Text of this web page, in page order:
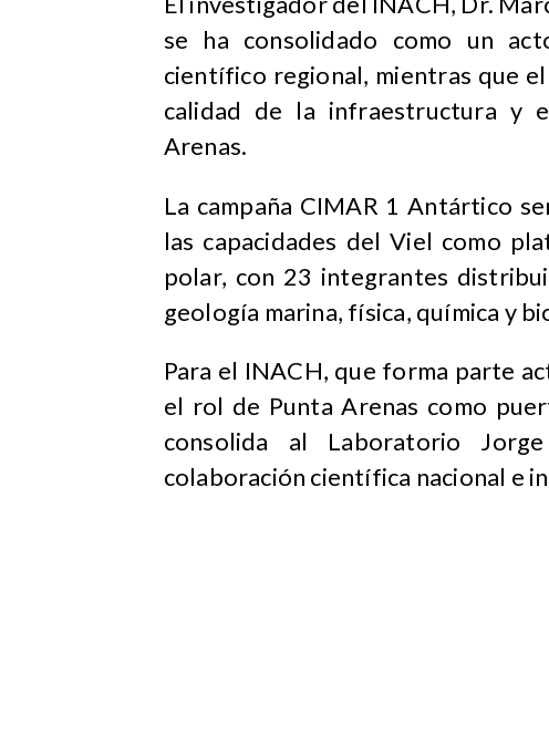
se ha consolidado como un
científico regional, mientras que
calidad de la infraestructura y
Arenas.
La campaña CIMAR 1 Antártico
las capacidades del Viel como
polar, con 23 integrantes
geología marina, física, química y
Para el INACH, que forma parte
el rol de Punta Arenas como
consolida al Laboratorio
colaboración científica nacional e